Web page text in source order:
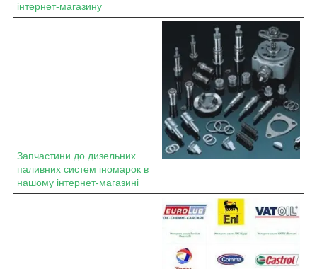
інтернет-магазину
Запчастини до дизельних
паливних систем іномарок в
нашому інтернет-магазині